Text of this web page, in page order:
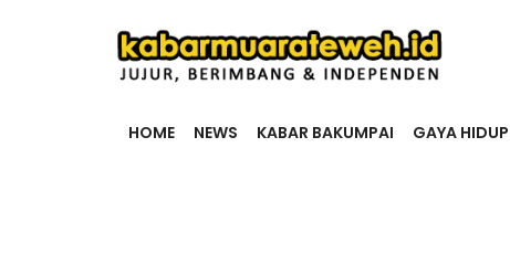
HOME NEWS KABAR BAKUMPAI GAYA HIDUP